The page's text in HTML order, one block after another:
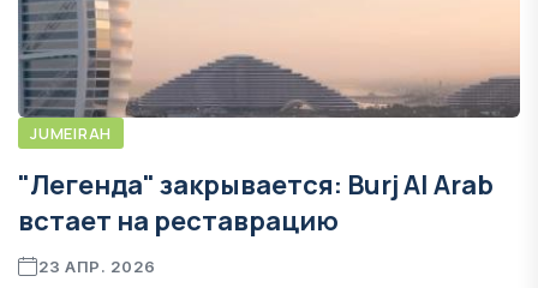
JUMEIRAH
"Легенда" закрывается: Burj Al Arab
встает на реставрацию
23 АПР. 2026